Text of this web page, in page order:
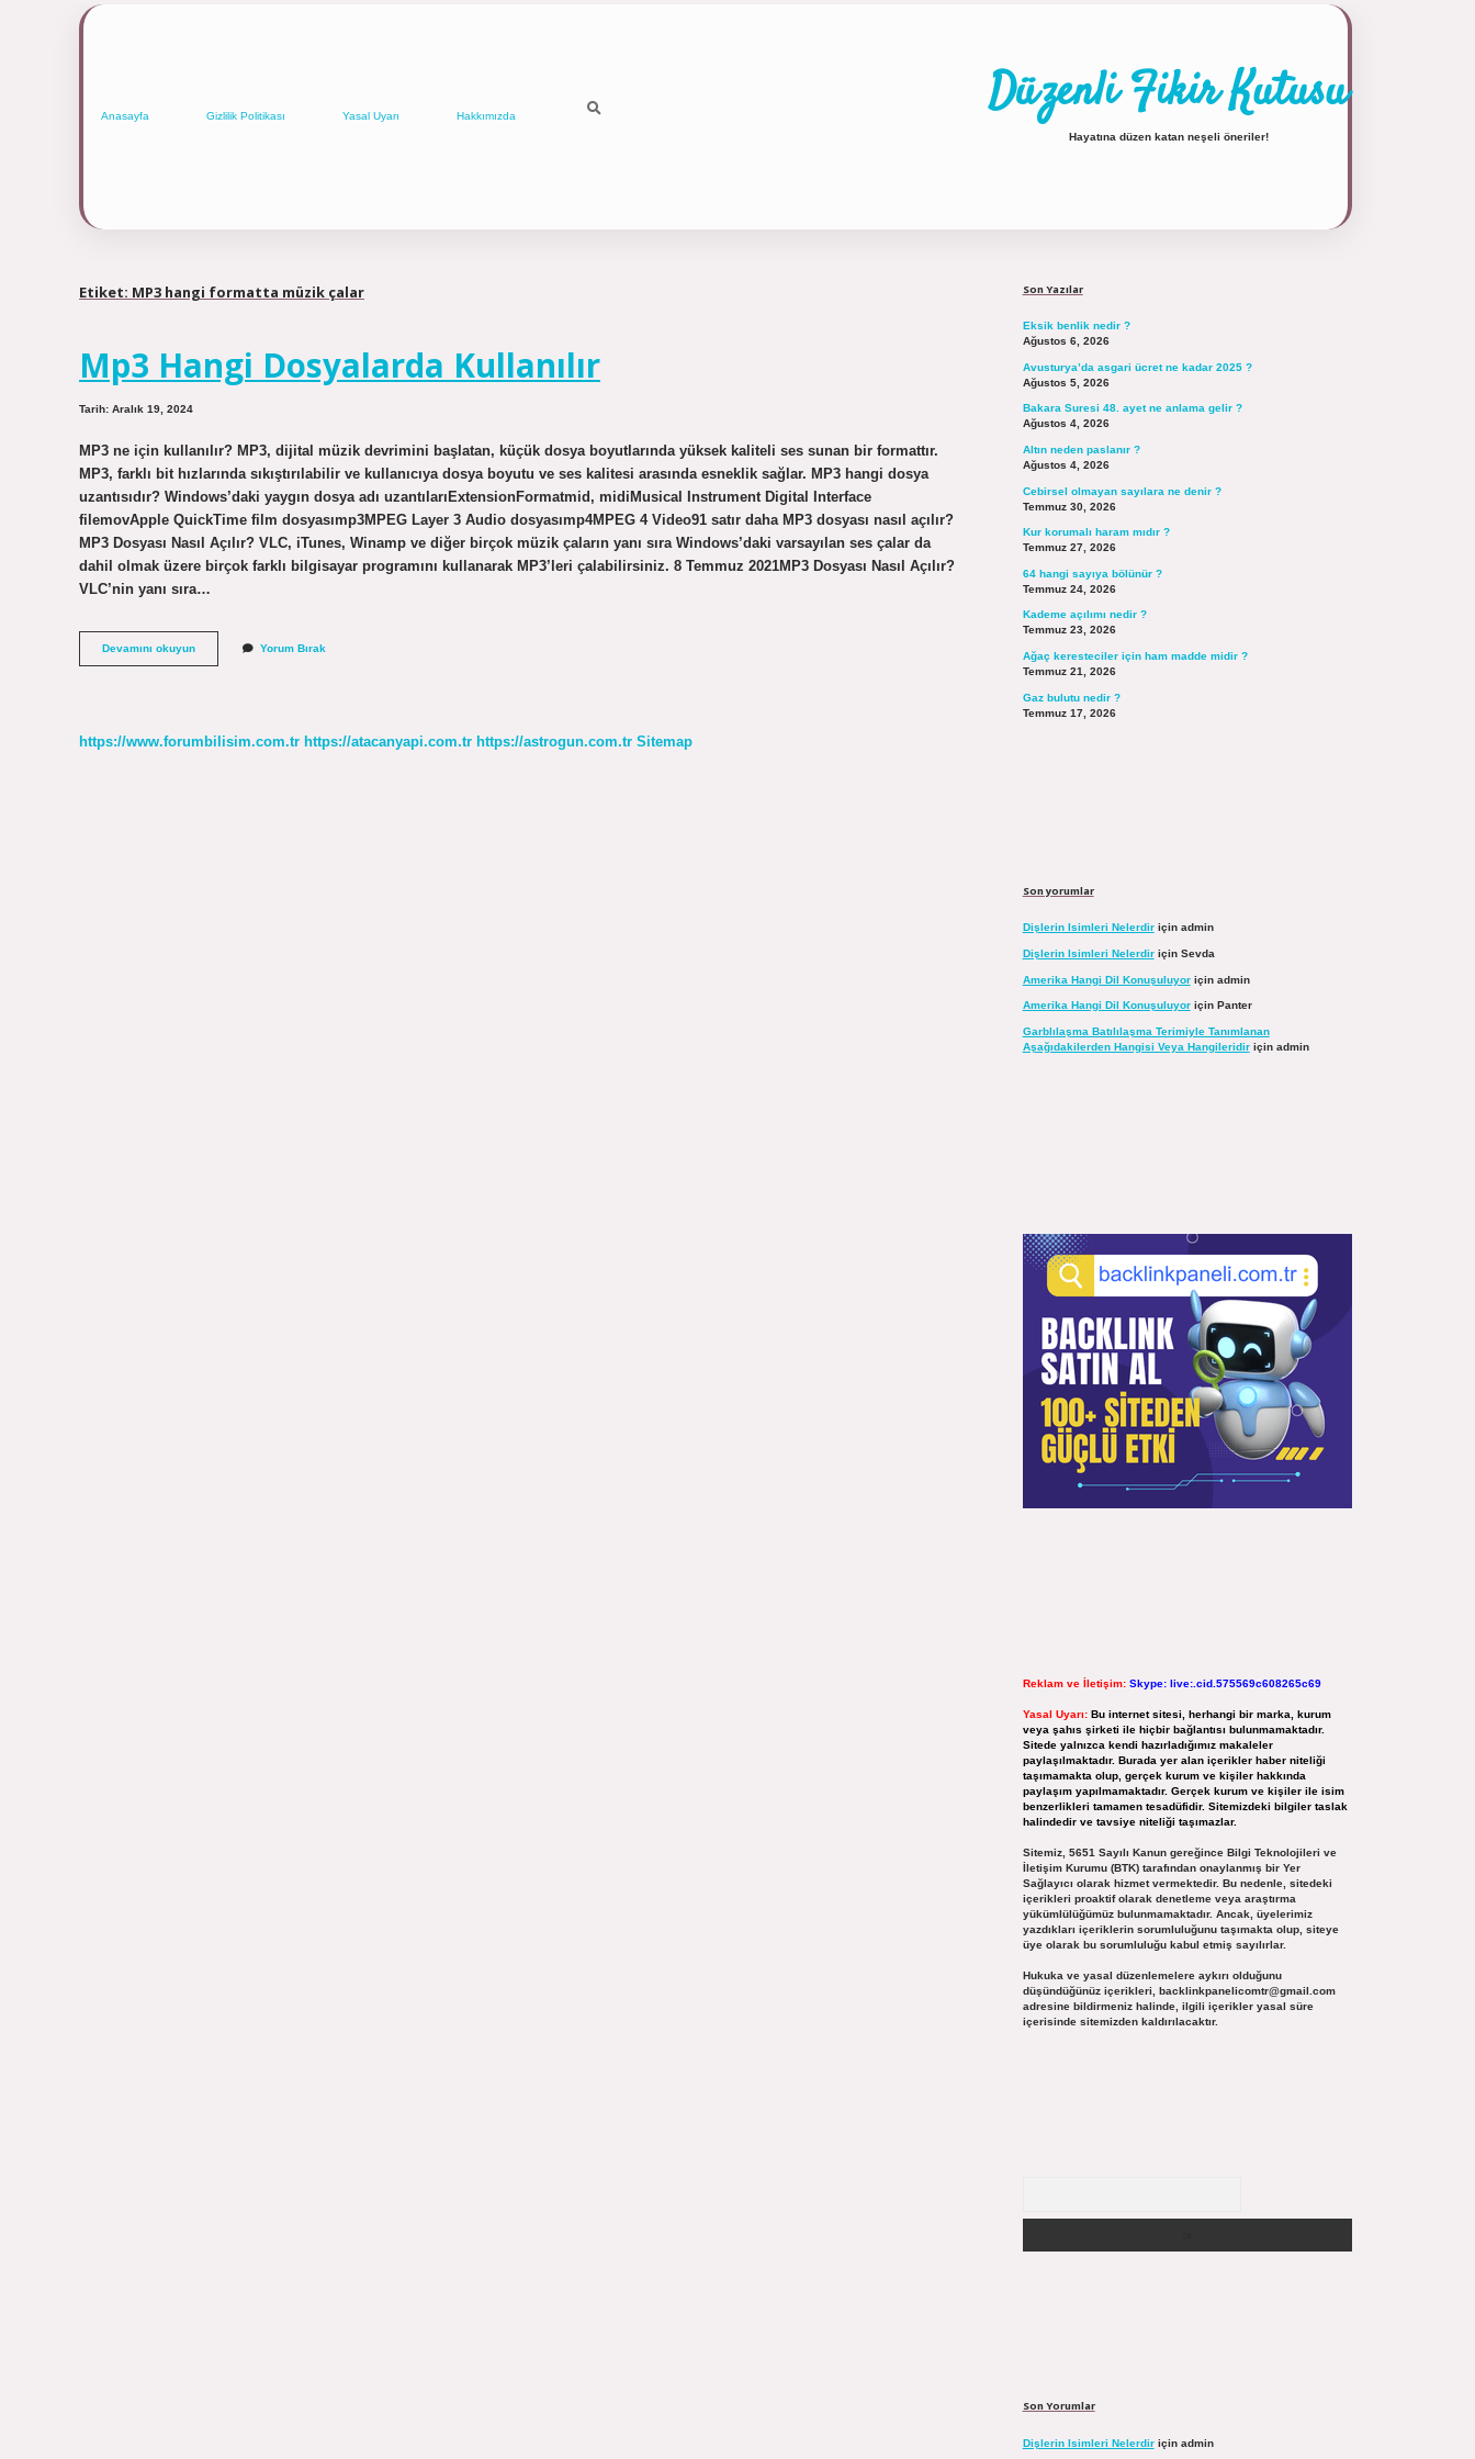
Anasayfa Gizlilik Politikası Yasal Uyarı Hakkımızda Düzenli Fikir Kutusu
Hayatına düzen katan neşeli öneriler!
Etiket: MP3 hangi formatta müzik çalar
Mp3 Hangi Dosyalarda Kullanılır
Tarih: Aralık 19, 2024
MP3 ne için kullanılır? MP3, dijital müzik devrimini başlatan, küçük dosya boyutlarında yüksek kaliteli ses sunan bir formattır.
MP3, farklı bit hızlarında sıkıştırılabilir ve kullanıcıya dosya boyutu ve ses kalitesi arasında esneklik sağlar. MP3 hangi dosya
uzantısıdır? Windows’daki yaygın dosya adı uzantılarıExtensionFormatmid, midiMusical Instrument Digital Interface
filemovApple QuickTime film dosyasımp3MPEG Layer 3 Audio dosyasımp4MPEG 4 Video91 satır daha MP3 dosyası nasıl açılır?
MP3 Dosyası Nasıl Açılır? VLC, iTunes, Winamp ve diğer birçok müzik çaların yanı sıra Windows’daki varsayılan ses çalar da
dahil olmak üzere birçok farklı bilgisayar programını kullanarak MP3’leri çalabilirsiniz. 8 Temmuz 2021MP3 Dosyası Nasıl Açılır?
VLC’nin yanı sıra…
Devamını okuyunMp3
Hangi
Yorum Bırak
https://www.forumbilisim.com.tr https://atacanyapi.com.tr https://astrogun.com.tr Sitemap
Son Yazılar
Eksik benlik nedir ?
Ağustos 6, 2026
Avusturya’da asgari ücret ne kadar 2025 ?
Ağustos 5, 2026
Bakara Suresi 48. ayet ne anlama gelir ?
Ağustos 4, 2026
Altın neden paslanır ?
Ağustos 4, 2026
Cebirsel olmayan sayılara ne denir ?
Temmuz 30, 2026
Kur korumalı haram mıdır ?
Temmuz 27, 2026
64 hangi sayıya bölünür ?
Temmuz 24, 2026
Kademe açılımı nedir ?
Temmuz 23, 2026
Ağaç keresteciler için ham madde midir ?
Temmuz 21, 2026
Gaz bulutu nedir ?
Temmuz 17, 2026
Son yorumlar
Dişlerin Isimleri Nelerdiriçin admin
Dişlerin Isimleri Nelerdiriçin Sevda
Amerika Hangi Dil Konuşuluyoriçin admin
Amerika Hangi Dil Konuşuluyoriçin Panter
Garblılaşma Batılılaşma Terimiyle Tanımlanan
Aşağıdakilerden Hangisi Veya Hangileridiriçin admin
Reklam ve İletişim: Skype: live:.cid.575569c608265c69
Yasal Uyarı: Bu internet sitesi, herhangi bir marka, kurum
veya şahıs şirketi ile hiçbir bağlantısı bulunmamaktadır.
Sitede yalnızca kendi hazırladığımız makaleler
paylaşılmaktadır. Burada yer alan içerikler haber niteliği
taşımamakta olup, gerçek kurum ve kişiler hakkında
paylaşım yapılmamaktadır. Gerçek kurum ve kişiler ile isim
benzerlikleri tamamen tesadüfidir. Sitemizdeki bilgiler taslak
halindedir ve tavsiye niteliği taşımazlar.
Sitemiz, 5651 Sayılı Kanun gereğince Bilgi Teknolojileri ve
İletişim Kurumu (BTK) tarafından onaylanmış bir Yer
Sağlayıcı olarak hizmet vermektedir. Bu nedenle, sitedeki
içerikleri proaktif olarak denetleme veya araştırma
yükümlülüğümüz bulunmamaktadır. Ancak, üyelerimiz
yazdıkları içeriklerin sorumluluğunu taşımakta olup, siteye
üye olarak bu sorumluluğu kabul etmiş sayılırlar.
Hukuka ve yasal düzenlemelere aykırı olduğunu
düşündüğünüz içerikleri, backlinkpanelicomtr@gmail.com
adresine bildirmeniz halinde, ilgili içerikler yasal süre
içerisinde sitemizden kaldırılacaktır.
Son Yorumlar
Dişlerin Isimleri Nelerdiriçin admin